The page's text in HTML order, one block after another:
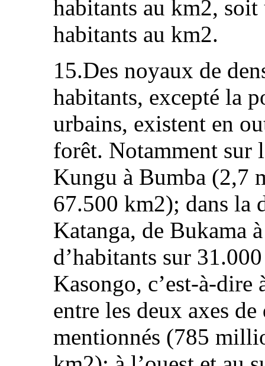
habitants au km2,
habitants au km2.
15.Des noyaux de
habitants, excepté la
urbains, existent en
forêt. Notamment sur
Kungu à Bumba (2,7
67.500 km2); dans la
Katanga, de Bukama
d’habitants sur
Kasongo, c’est-à-
entre les deux axes
mentionnés (785